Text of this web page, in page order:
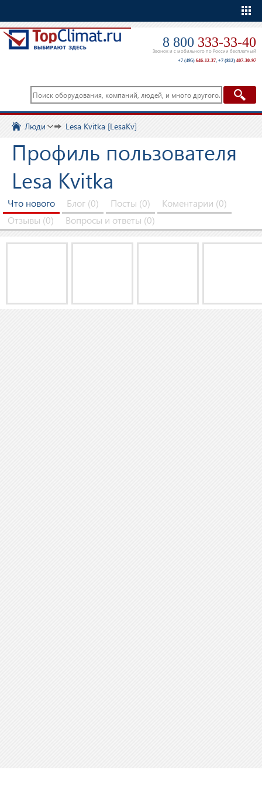
8 800 333-33-40
Звонок и с мобильного по России бесплатный
+7 (495) 646-12-37, +7 (812) 407-30-97
Люди Lesa Kvitka [LesaKv]
Профиль пользователя
Lesa Kvitka
Что нового Блог (0) Посты (0)
Коментарии (0)
Отзывы (0)
Вопросы и ответы (0)